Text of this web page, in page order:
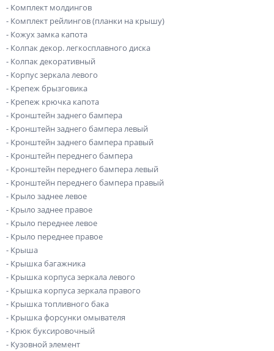
- Комплект молдингов
- Комплект рейлингов (планки на крышу)
- Кожух замка капота
- Колпак декор. легкосплавного диска
- Колпак декоративный
- Корпус зеркала левого
- Крепеж брызговика
- Крепеж крючка капота
- Кронштейн заднего бампера
- Кронштейн заднего бампера левый
- Кронштейн заднего бампера правый
- Кронштейн переднего бампера
- Кронштейн переднего бампера левый
- Кронштейн переднего бампера правый
- Крыло заднее левое
- Крыло заднее правое
- Крыло переднее левое
- Крыло переднее правое
- Крыша
- Крышка багажника
- Крышка корпуса зеркала левого
- Крышка корпуса зеркала правого
- Крышка топливного бака
- Крышка форсунки омывателя
- Крюк буксировочный
- Кузовной элемент